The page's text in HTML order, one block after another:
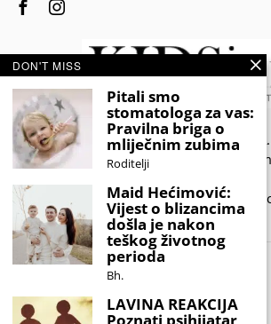
© 2020 - KIDSINFO.BA.
Sva prava zadržana. Zabranjeno
Developed by Amar
IZAŠAO JE NOVI MAGAZIN!
DON'T MISS
Pitali smo
stomatologa za vas:
Pravilna briga o
mliječnim zubima
Roditelji
Maid Hećimović:
Vijest o blizancima
došla je nakon
teškog životnog
perioda
Bh.
LAVINA REAKCIJA